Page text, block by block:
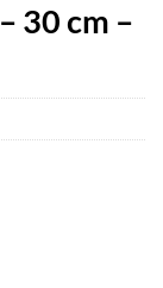
30 cm –